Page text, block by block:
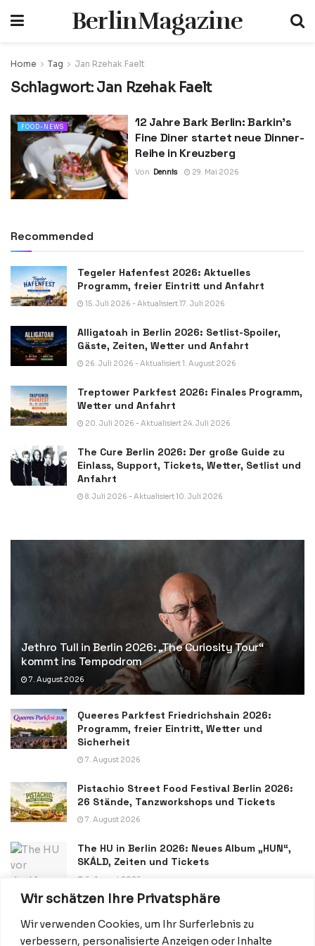
Wir schätzen Ihre Privatsphäre
Wir verwenden Cookies, um Ihr Surferlebnis zu
verbessern, personalisierte Anzeigen oder Inhalte
BerlinMagazine
Home Tag Jan Rzehak Faelt
Schlagwort: Jan Rzehak Faelt
FOOD-NEWS
12 Jahre Bark Berlin: Barkin’s
Fine Diner startet neue Dinner-
Reihe in Kreuzberg
Von Dennis 29. Mai 2026
Recommended
Tegeler Hafenfest 2026: Aktuelles
Programm, freier Eintritt und Anfahrt
15. Juli 2026 - Aktualisiert 17. Juli 2026
Alligatoah in Berlin 2026: Setlist-Spoiler,
Gäste, Zeiten, Wetter und Anfahrt
26. Juli 2026 - Aktualisiert 1. August 2026
Treptower Parkfest 2026: Finales Programm,
Wetter und Anfahrt
20. Juli 2026 - Aktualisiert 24. Juli 2026
The Cure Berlin 2026: Der große Guide zu
Einlass, Support, Tickets, Wetter, Setlist und
Anfahrt
8. Juli 2026 - Aktualisiert 10. Juli 2026
Jethro Tull in Berlin 2026: „The Curiosity Tour“
kommt ins Tempodrom
7. August 2026
Queeres Parkfest Friedrichshain 2026:
Programm, freier Eintritt, Wetter und
Sicherheit
7. August 2026
Pistachio Street Food Festival Berlin 2026:
26 Stände, Tanzworkshops und Tickets
7. August 2026
The HU in Berlin 2026: Neues Album „HUN“,
SKÁLD, Zeiten und Tickets
6. August 2026